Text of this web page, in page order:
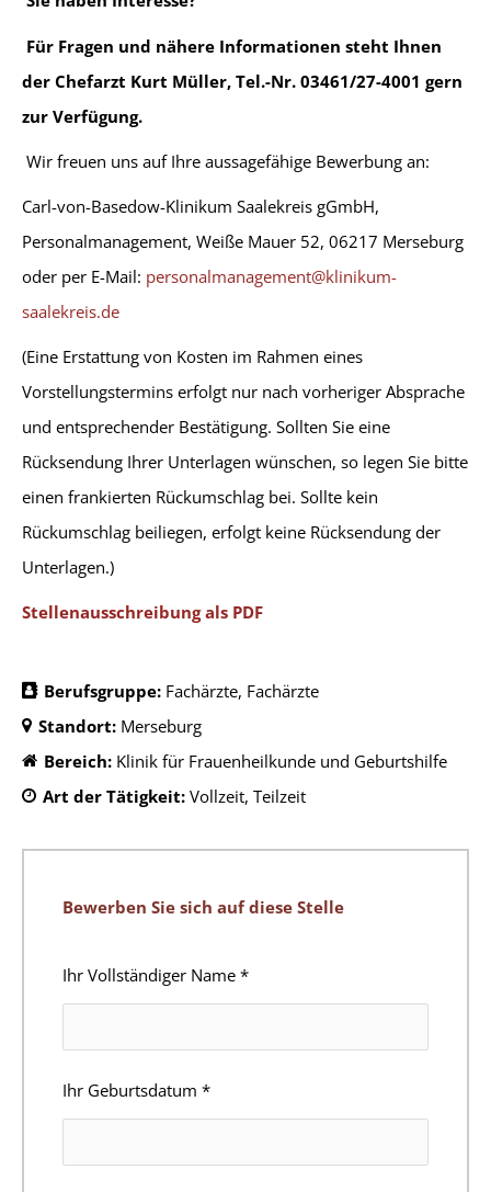
Für Fragen und nähere Informationen steht Ihnen
der Chefarzt Kurt Müller, Tel.-Nr. 03461/27-4001 gern
zur Verfügung.
Wir freuen uns auf Ihre aussagefähige Bewerbung an:
Carl-von-Basedow-Klinikum Saalekreis gGmbH,
Personalmanagement, Weiße Mauer 52, 06217 Merseburg
oder per E-Mail: personalmanagement@klinikum-
saalekreis.de
(Eine Erstattung von Kosten im Rahmen eines
Vorstellungstermins erfolgt nur nach vorheriger Absprache
und entsprechender Bestätigung. Sollten Sie eine
Rücksendung Ihrer Unterlagen wünschen, so legen Sie bitte
einen frankierten Rückumschlag bei. Sollte kein
Rückumschlag beiliegen, erfolgt keine Rücksendung der
Unterlagen.)
Stellenausschreibung als PDF
Berufsgruppe: Fachärzte Fachärzte
Standort: Merseburg
Bereich: Klinik für Frauenheilkunde und Geburtshilfe
Art der Tätigkeit: Vollzeit Teilzeit
Bewerben Sie sich auf diese Stelle
Ihr Vollständiger Name *
Ihr Geburtsdatum *